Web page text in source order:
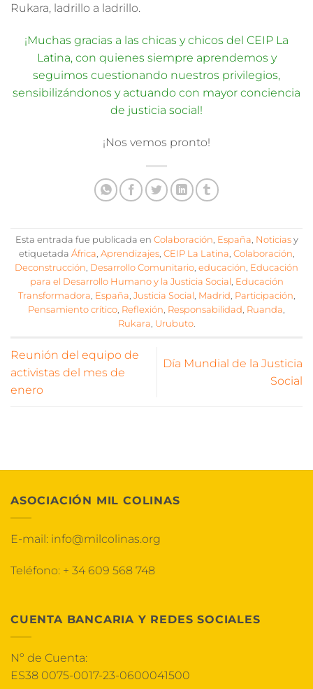
Rukara, ladrillo a ladrillo.
¡Muchas gracias a las chicas y chicos del CEIP La
Latina, con quienes siempre aprendemos y
seguimos cuestionando nuestros privilegios,
sensibilizándonos y actuando con mayor conciencia
de justicia social!
¡Nos vemos pronto!
Esta entrada fue publicada en Colaboración España Noticiasy
etiquetada África Aprendizajes, CEIP La Latina Colaboración
Deconstrucción Desarrollo Comunitario educación Educación
para el Desarrollo Humano y la Justicia Social Educación
Transformadora España Justicia Social Madrid Participación
Pensamiento crítico Reflexión Responsabilidad Ruanda
Rukara Urubuto.
Reunión del equipo de
activistas del mes de
enero
Día Mundial de la Justicia
Social
ASOCIACIÓN MIL COLINAS
E-mail: info@milcolinas.org
Teléfono: + 34 609 568 748
CUENTA BANCARIA Y REDES SOCIALES
Nº de Cuenta:
ES38 0075-0017-23-0600041500